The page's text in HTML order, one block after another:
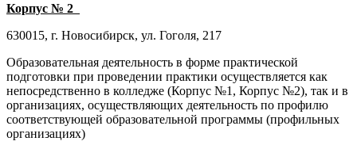
Корпус № 2
630015, г. Новосибирск, ул. Гоголя, 217
Образовательная деятельность в форме практической
подготовки при проведении практики осуществляется как
непосредственно в колледже (Корпус №1, Корпус №2), так и в
организациях, осуществляющих деятельность по профилю
соответствующей образовательной программы (профильных
организациях)